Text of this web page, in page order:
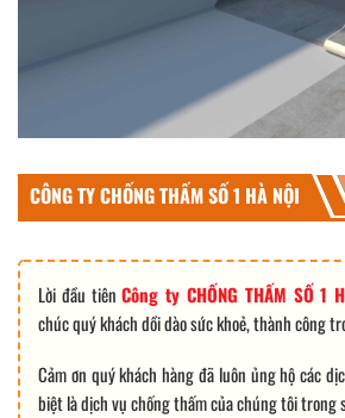
CÔNG TY CHỐNG THẤM SỐ 1 HÀ NỘI
Lời đầu tiênCông ty CHỐNG THẤM SỐ 1
chúc quý khách dồi dào sức khoẻ, thành công
Cảm ơn quý khách hàng đã luôn ủng hộ các
biệt là dịch vụ chống thấm của chúng tôi trong